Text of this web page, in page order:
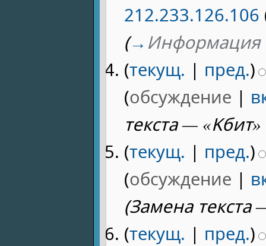
212.233.126.106
(→ Информация
(текущ. | пред.)
(обсуждение |
текста —
(текущ. | пред.)
(обсуждение |
(Замена текста
(текущ. | пред.)